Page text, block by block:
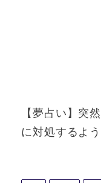
【夢占い】突
に対処するよ